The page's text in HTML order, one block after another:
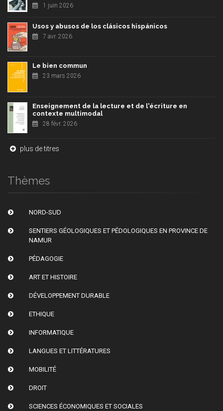
1 juin 2026
Usos y abusos de los clásicos hispánicos
7 avr. 2026
Le bien commun
23 mars 2026
Enseignement de la lecture et de l'écriture en
contexte multimodal
28 févr. 2026
plus de titres
Thèmes
NORD-SUD
SENTIERS GÉOLOGIQUES ET PÉDOLOGIQUES EN PROVINCE DE
NAMUR
PÉDAGOGIE
ART ET HISTOIRE
DÉVELOPPEMENT DURABLE
ETHIQUE
INFORMATIQUE
LANGUES ET LITTÉRATURES
MOBILITÉ
DROIT
SCIENCES ÉCONOMIQUES ET SOCIALES